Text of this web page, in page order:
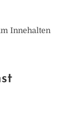
Innehalten